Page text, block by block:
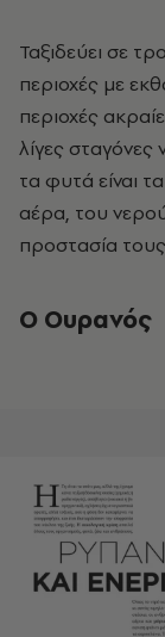
Ταξιδεύει σε
περιοχές με
περιοχές
λίγες σταγόνες
τα φυτά είναι
αέρα, του
προστασία
Ο Ουρανός